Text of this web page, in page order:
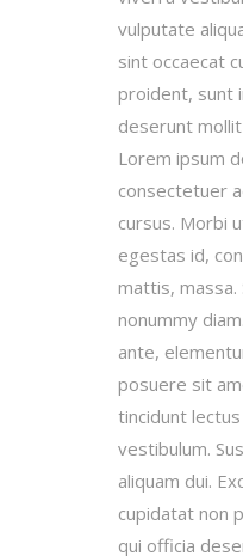
vulputate
sint occaecat
proident, sunt
deserunt
Lorem ipsum
consectetuer
cursus. Morbi
egestas id,
mattis, massa.
nonummy
ante,
posuere sit
tincidunt
vestibulum.
aliquam dui.
cupidatat non
qui officia